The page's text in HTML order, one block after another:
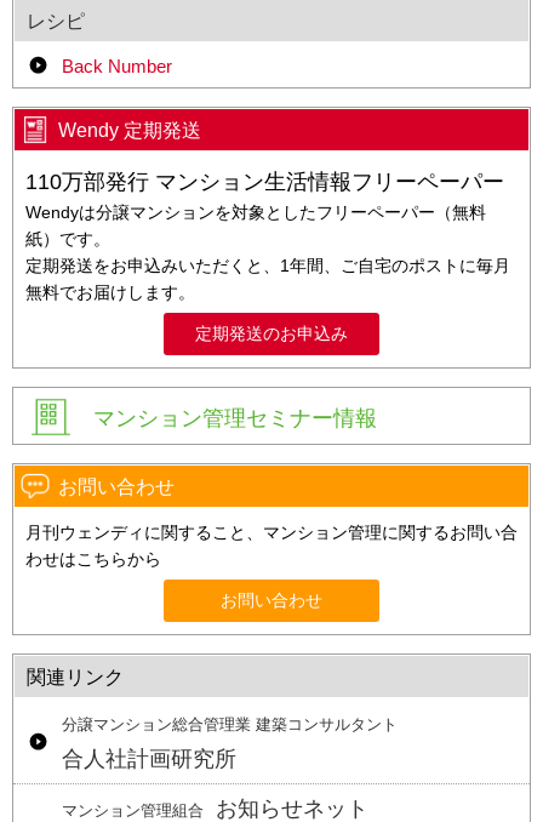
レシピ
Back Number
Wendy 定期発送
110万部発行 マンション生活情報フリーペーパー
Wendyは分譲マンションを対象としたフリーペーパー（無料
紙）です。
定期発送をお申込みいただくと、1年間、ご自宅のポストに毎月
無料でお届けします。
定期発送のお申込み
マンション管理セミナー情報
お問い合わせ
月刊ウェンディに関すること、マンション管理に関するお問い合
わせはこちらから
お問い合わせ
関連リンク
分譲マンション総合管理業 建築コンサルタント
合人社計画研究所
マンション管理組合 お知らせネット